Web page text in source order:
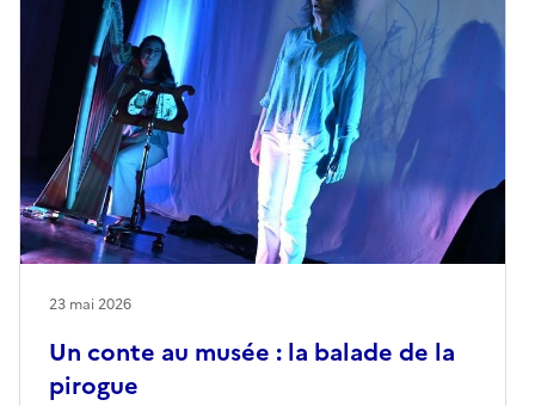
Un conte au musée : la balade de la
pirogue
23 mai 2026